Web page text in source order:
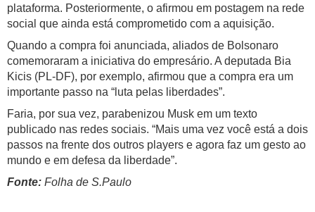
plataforma. Posteriormente, o afirmou em postagem na rede
social que ainda está comprometido com a aquisição.
Quando a compra foi anunciada, aliados de Bolsonaro
comemoraram a iniciativa do empresário. A deputada Bia
Kicis (PL-DF), por exemplo, afirmou que a compra era um
importante passo na “luta pelas liberdades”.
Faria, por sua vez, parabenizou Musk em um texto
publicado nas redes sociais. “Mais uma vez você está a dois
passos na frente dos outros players e agora faz um gesto ao
mundo e em defesa da liberdade”.
Fonte: Folha de S.Paulo